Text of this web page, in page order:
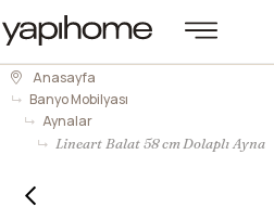
Anasayfa
Banyo Mobilyası
Aynalar
Lineart Balat 58 cm Dolaplı Ayna